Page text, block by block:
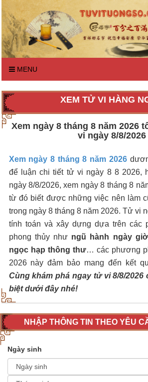
MENU
XEM TỬ VI HÀNG
Xem ngày 8 tháng 8 năm 2026
vi ngày 8/8/2026
Xem ngày 8 tháng 8 năm 2026
để luận chi tiết tử vi ngày 8 8 2026,
ngày 8/8/2026, xem ngày 8 tháng 8
từ đó biết được những việc nên làm
trong ngày 8 tháng 8 năm 2026. Tử vi
tính toán và xây dựng dựa trên các
phong thủy như ngũ hành ngày
ngọc hạp thông thư… các phương
2026 này đảm bảo mang đến kết
Cùng khám phá ngay tử vi 8/8/2026
biệt dưới đây nhé!
NHẬP THÔNG TIN THEO YÊU
Ngày sinh